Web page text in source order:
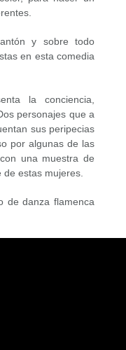
y sobre todo
en esta comedia
la conciencia,
personajes que a
sus peripecias
por algunas de las
una muestra de
estas mujeres.
de danza flamenca